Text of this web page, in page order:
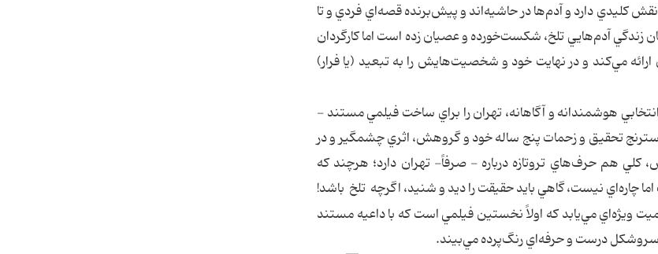
كليدي دارد و آدم‌ها در حاشيه‌اند و پيش‌برنده قصه‌اي فردي و تا
زندگي آدم‌هايي تلخ، شكست‌خورده و عصيان زده است اما كارگردان
ارائه مي‌كند و در نهايت خود و شخصيت‌هايش را به تبعيد (يا فرار)
هوشمندانه و آگاهانه، تهران را براي ساخت فيلمي مستند -
تحقيق و زحمات پنج ساله خود و گروهش، اثري چشمگير و در
هم حرف‌هاي تر‌وتازه درباره - صرفاً- تهران دارد؛ هرچند كه
نيست، گاهي بايد حقيقت را ديد و شنيد، اگرچه تلخ باشد!
ويژه‌اي مي‌يابد كه اولاً نخستين فيلمي است كه با داعيه مستند
درست و حرفه‌اي رنگ‌پرده مي‌بيند.